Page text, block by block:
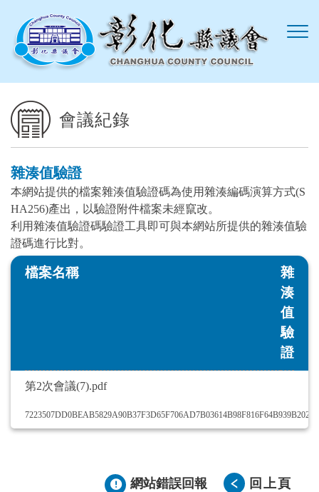
會議紀錄
雜湊值驗證
本網站提供的檔案雜湊值驗證碼為使用雜湊編碼演算方式(S
HA256)產出，以驗證附件檔案未經竄改。
利用雜湊值驗證碼驗證工具即可與本網站所提供的雜湊值驗
證碼進行比對。
檔案名稱
雜
湊
值
驗
證
第2次會議(7).pdf
網站錯誤回報 回上頁